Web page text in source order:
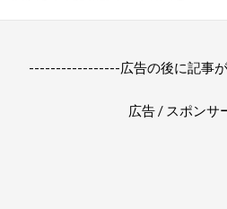
-----------------広告の後に記事
広告 / スポンサ